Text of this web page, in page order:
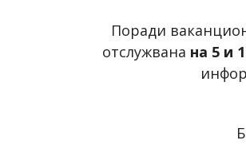
Поради
отслужвана на 5 и